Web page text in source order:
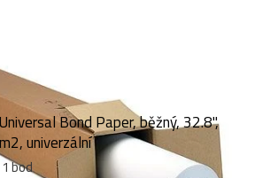
Bond Paper, běžný, 32.8",
univerzální
1 bod